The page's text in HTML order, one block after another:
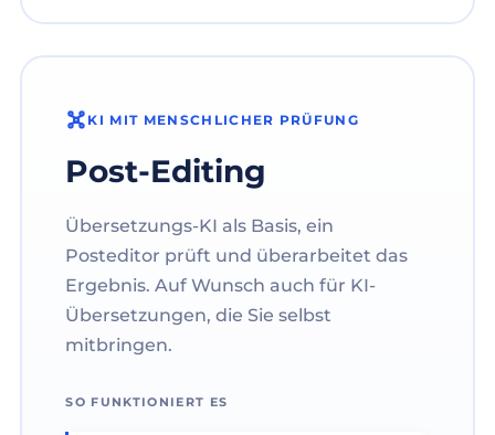
KI MIT MENSCHLICHER PRÜFUNG
Post-Editing
Übersetzungs-KI als Basis, ein
Posteditor prüft und überarbeitet das
Ergebnis. Auf Wunsch auch für KI-
Übersetzungen, die Sie selbst
mitbringen.
SO FUNKTIONIERT ES